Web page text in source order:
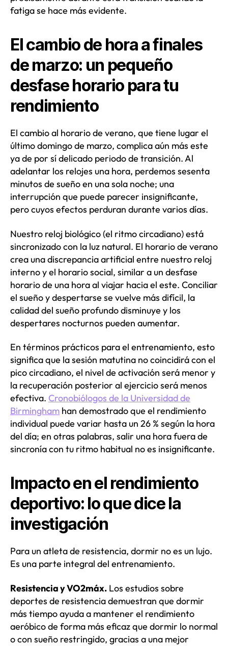
fatiga se hace más evidente.
El cambio de hora a finales
de marzo: un pequeño
desfase horario para tu
rendimiento
El cambio al horario de verano, que tiene lugar el
último domingo de marzo, complica aún más este
ya de por sí delicado periodo de transición. Al
adelantar los relojes una hora, perdemos sesenta
minutos de sueño en una sola noche; una
interrupción que puede parecer insignificante,
pero cuyos efectos perduran durante varios días.
Nuestro reloj biológico (el ritmo circadiano) está
sincronizado con la luz natural. El horario de verano
crea una discrepancia artificial entre nuestro reloj
interno y el horario social, similar a un desfase
horario de una hora al viajar hacia el este. Conciliar
el sueño y despertarse se vuelve más difícil, la
calidad del sueño profundo disminuye y los
despertares nocturnos pueden aumentar.
En términos prácticos para el entrenamiento, esto
significa que la sesión matutina no coincidirá con el
pico circadiano, el nivel de activación será menor y
la recuperación posterior al ejercicio será menos
efectiva. Cronobiólogos de la Universidad de
Birmingham han demostrado que el rendimiento
individual puede variar hasta un 26 % según la hora
del día; en otras palabras, salir una hora fuera de
sincronía con tu ritmo habitual no es insignificante.
Impacto en el rendimiento
deportivo: lo que dice la
investigación
Para un atleta de resistencia, dormir no es un lujo.
Es una parte integral del entrenamiento.
Resistencia y VO2máx. Los estudios sobre
deportes de resistencia demuestran que dormir
más tiempo ayuda a mantener el rendimiento
aeróbico de forma más eficaz que dormir lo normal
o con sueño restringido, gracias a una mejor